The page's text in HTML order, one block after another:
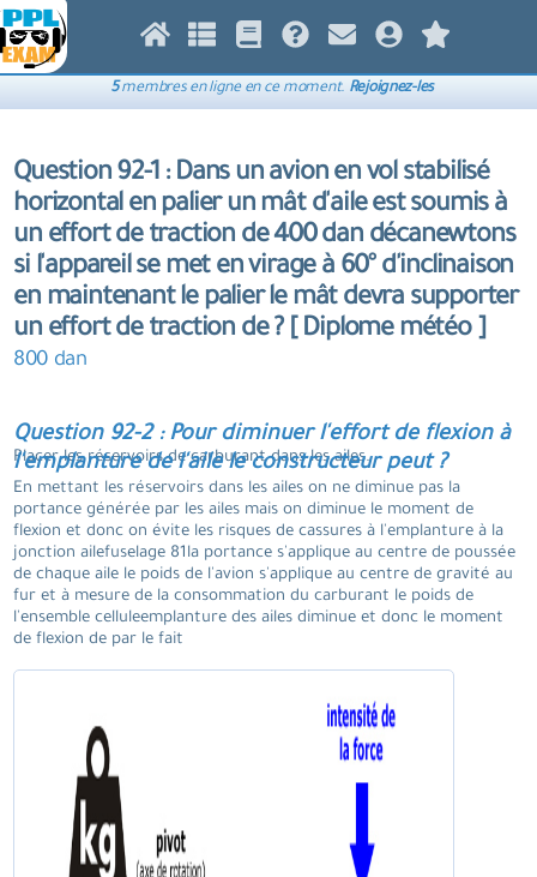
5membres en ligne en ce moment. Rejoignez-les
Question 92-1 : Dans un avion en vol stabilisé
horizontal en palier un mât d'aile est soumis à
un effort de traction de 400 dan décanewtons
si l'appareil se met en virage à 60° d'inclinaison
en maintenant le palier le mât devra supporter
un effort de traction de ? [ Diplome météo ]
800 dan
Question 92-2 : Pour diminuer l'effort de flexion à
l'emplanture de l'aile le constructeur peut ?
Placer les réservoirs de carburant dans les ailes.
En mettant les réservoirs dans les ailes on ne diminue pas la
portance générée par les ailes mais on diminue le moment de
flexion et donc on évite les risques de cassures à l'emplanture à la
jonction ailefuselage 81la portance s'applique au centre de poussée
de chaque aile le poids de l'avion s'applique au centre de gravité au
fur et à mesure de la consommation du carburant le poids de
l'ensemble celluleemplanture des ailes diminue et donc le moment
de flexion de par le fait